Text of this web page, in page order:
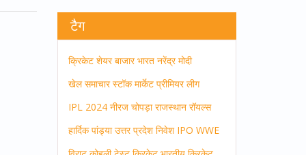
टैग
क्रिकेट शेयर बाजार भारत नरेंद्र मोदी
खेल समाचार स्टॉक मार्केट प्रीमियर लीग
IPL 2024 नीरज चोपड़ा राजस्थान रॉयल्स
हार्दिक पांड्या उत्तर प्रदेश निवेश IPO WWE